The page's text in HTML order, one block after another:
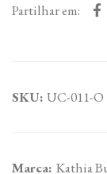
Partilhar em:
SKU: UC-011-O
Marca: Kathia